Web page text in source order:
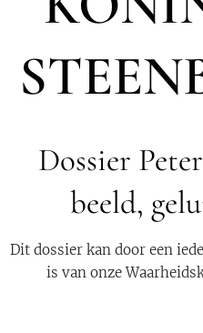
Dossier
beeld,
Dit dossier kan door een
is van onze